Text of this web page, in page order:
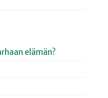
elämän?